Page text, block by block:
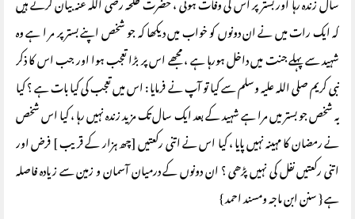
سال زندہ رہا اور بستر پر اس کی وفات ہوئی ، حضرت طلحہ رضی اللہ عنہ بیان کرتے ہیں
کہ ایک رات میں نے ان دونوں کو خواب میں دیکھا کہ جو شخص اپنے بستر پر مر ا ہے وہ
شہید سے پہلے جنت میں داخل ہورہا ہے ، مجھے اس پر بڑا تعجب ہوا اور جب اس کا ذکر
نبی کریم صلی اللہ علیہ وسلم سے کیا تو آپ نے فرمایا : اس میں تعجب کی کیا بات ہے ؟ کیا
یہ شخص جو بستر میں مرا ہے شہید کے بعد ایک سال تک مزید زندہ نہیں رہا ، کیا اس شخص
نے رمضان کا مہینہ نہیں پایا ، کیا اس نے اتنی رکعتیں [چھ ہزار کے قریب ] فرض اور
اتنی رکعتیں نفل کی نہیں پڑھی ؟ ان دونوں کے درمیان آسمان و زمین سے زیادہ فاصلہ
ہے { سنن ابن ماجہ ومسند احمد }